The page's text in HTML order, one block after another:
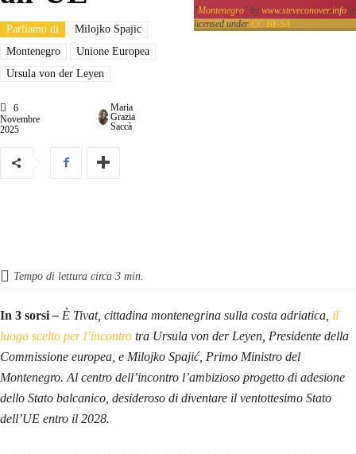
Parliamo di
Milojko Spajic
Montenegro
Unione Europea
Ursula von der Leyen
6
Novembre
2025
Maria
Grazia
Saccà
"Montenegro" bywww.steveconover.info is
licensed under CC BY-SA
Tempo di lettura circa 3 min.
In 3 sorsi– È Tivat, cittadina montenegrina sulla costa adriatica, il
luogo scelto per l’incontro tra Ursula von der Leyen, Presidente della
Commissione europea, e Milojko Spajić, Primo Ministro del
Montenegro. Al centro dell’incontro l’ambizioso progetto di adesione
dello Stato balcanico, desideroso di diventare il ventottesimo Stato
dell’UE entro il 2028.